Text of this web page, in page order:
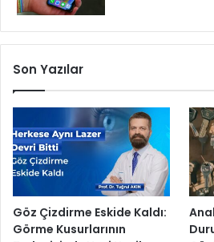
o
r
l
u
e
i
n
l
k
v
e
Son Yazılar
Göz Çizdirme Eskide Kaldı:
Görme Kusurlarının